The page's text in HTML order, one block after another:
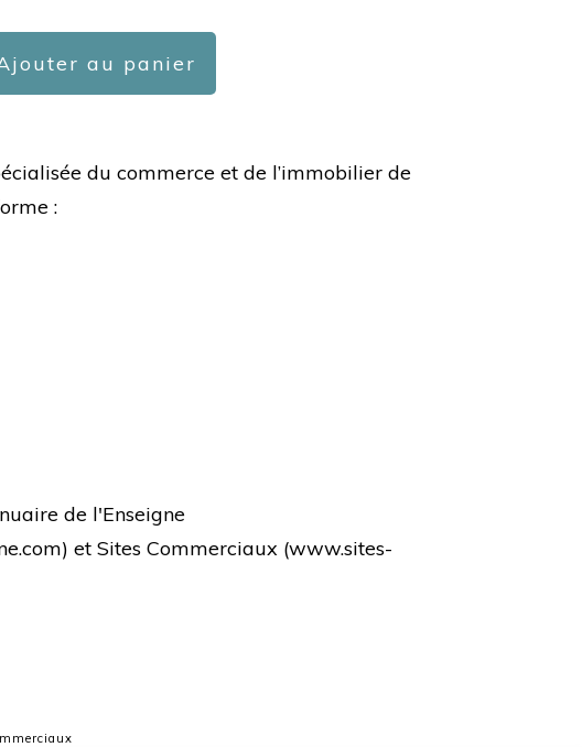
au panier
du commerce et de l’immobilier de
:
de l'Enseigne
) et Sites Commerciaux (www.sites-